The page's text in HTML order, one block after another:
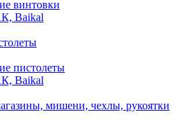
винтовки
Baikal
пистолеты
Baikal
мишени, чехлы, рукоятки